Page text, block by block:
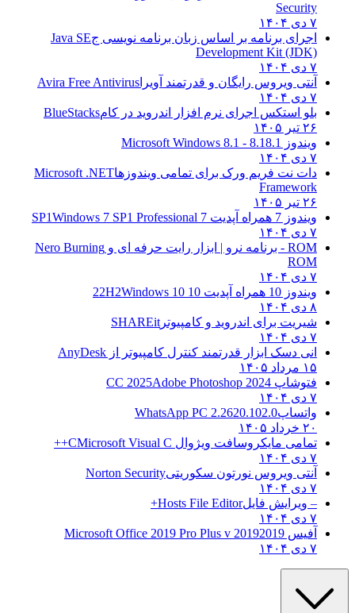
Security
۷ دی ۱۴۰۴
اجرای برنامه بر اساس زبان برنامه نویسی جJava SE
Development Kit (JDK)
۷ دی ۱۴۰۴
آنتی ویروس رایگان و قدرتمند آویرا Avira Free Antivirus
۷ دی ۱۴۰۴
بلو استکس اجرای نرم افزار اندروید در کامBlueStacks
۲۶ تیر ۱۴۰۵
ویندوز 8.1
8.1 - Microsoft Windows 8.1
۷ دی ۱۴۰۴
دات نت فریم ورک برای تمامی ویندوزهاMicrosoft .NET
Framework
۲۶ تیر ۱۴۰۵
ویندوز 7 همراه آپدیت 7 SP1
Windows 7 SP1 Professional
۷ دی ۱۴۰۴
ROM - برنامه نرو | ابزار رایت حرفه ای و
Nero Burning
ROM
۷ دی ۱۴۰۴
ویندوز 10 همراه آپدیت 10 22H2
Windows 10
۸ دی ۱۴۰۴
شیریت برای اندروید و کامپیوتر SHAREit
۷ دی ۱۴۰۴
انی دسک ابزار قدرتمند کنترل کامپیوتر از AnyDesk
۱۵ مرداد ۱۴۰۵
فتوشاپ CC 2025 Adobe Photoshop 2024
۷ دی ۱۴۰۴
واتساپWhatsApp PC 2.2620.102.0
۲۰ خرداد ۱۴۰۵
تمامی مایکروسافت ویژوال C Microsoft Visual C++
۷ دی ۱۴۰۴
آنتی ویروس نورتون سکوریتیNorton Security
۷ دی ۱۴۰۴
– ویرایش فایلHosts File Editor+
۷ دی ۱۴۰۴
آفیس 2019 2019 Microsoft Office 2019 Pro Plus v
۷ دی ۱۴۰۴